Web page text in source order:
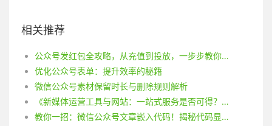
相关推荐
公众号发红包全攻略，从充值到投放，一步步教你如何操作
优化公众号表单：提升效率的秘籍
微信公众号素材保留时长与删除规则解析
《新媒体运营工具与网站：一站式服务是否可得？》
教你一招：微信公众号文章嵌入代码！揭秘代码显示技巧！